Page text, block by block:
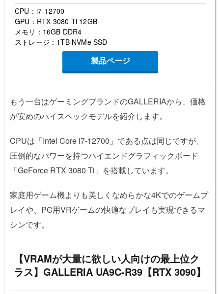
CPU：i7-12700
GPU：RTX 3080 Ti 12GB
メモリ：16GB DDR4
ストレージ：1TB NVMe SSD
製品ページ
もう一台はゲーミングブランドのGALLERIAから、価格
が安めのハイスペックモデルを紹介します。
CPUは「Intel Core i7-12700」である点は同じですが、
圧倒的なパワーを持つハイエンドグラフィックボード
「GeForce RTX 3080 Ti」を搭載しています。
家庭用ゲーム機よりも美しくなめらかな4Kでのゲームプ
レイや、PC用VRゲームの快適なプレイも実現できるマ
シンです。
【VRAMが大量に欲しい人向けの最上位ク
ラス】GALLERIA UA9C-R39【RTX 3090】